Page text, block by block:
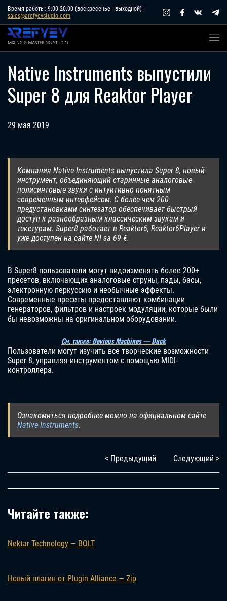
Skip
content
Время работы: 9:00-20:00 (воскресенье - выходной) |
sales@arefyevstudio.com
Native Instruments выпустили
Super 8 для Reaktor Player
29 мая 2019
Компания Native Instruments выпустила Super 8, новый
инструмент, объединяющий старинные аналоговые
полисинтовые звуки с интуитивно понятным
современным интерфейсом. С более чем 200
предустановками синтезатор обеспечивает быстрый
доступ к разнообразным классическим звукам и
текстурам. Super8 работает в Reaktor6, Reaktor6Player и
уже доступен на сайте NI за 69 €.
В Super8 пользователи могут видоизменять более 200+
пресетов, включающих аналоговые струны, пэды, басы,
электронную перкуссию и необычные эффекты.
Современные пресеты предоставляют комбинации
генераторов, фильтров и настроек модуляции, которые были
бы невозможны на оригинальном оборудовании.
См. также: Devious Machines — Duck
Пользователи могут изучить все творческие возможности
Super 8, управляя инструментом с помощью MIDI-
контроллера.
Ознакомиться подробнее можно на официальном сайте
Native Instruments.
< Предыдущий Следующий >
Читайте также:
Nektar Technology — BOLT
Новый плагин от Plugin Alliance — Zip